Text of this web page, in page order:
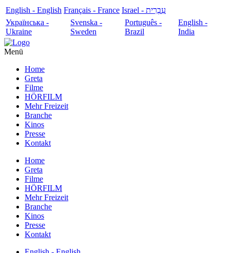
English - English Français - France
עִבְרִית - Israel
Українська -
Ukraine
Svenska -
Sweden
Português -
Brazil
English -
India
Menü
Home
Greta
Filme
HÖRFILM
Mehr Freizeit
Branche
Kinos
Presse
Kontakt
Home
Greta
Filme
HÖRFILM
Mehr Freizeit
Branche
Kinos
Presse
Kontakt